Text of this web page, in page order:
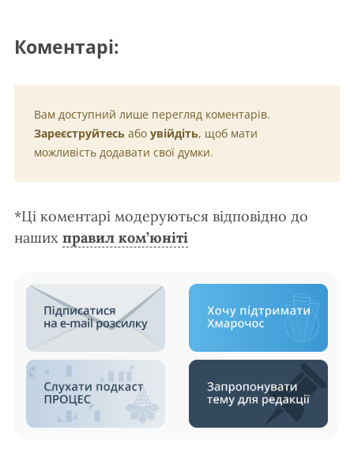
Коментарі:
Вам доступний лише перегляд коментарів.
Зареєструйтесь або увійдіть, щоб мати
можливість додавати свої думки.
*Ці коментарі модеруються відповідно до
наших правил ком’юніті